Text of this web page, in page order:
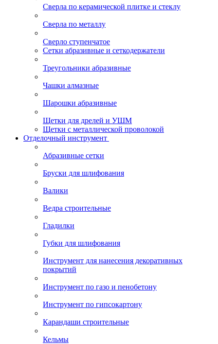
Сверла по керамической плитке и стеклу
Сверла по металлу
Сверло ступенчатое
Сетки абразивные и сеткодержатели
Треугольники абразивные
Чашки алмазные
Шарошки абразивные
Щетки для дрелей и УШМ
Щетки с металлической проволокой
Отделочный инструмент
Абразивные сетки
Бруски для шлифования
Валики
Ведра строительные
Гладилки
Губки для шлифования
Инструмент для нанесения декоративных
покрытий
Инструмент по газо и пенобетону
Инструмент по гипсокартону
Карандаши строительные
Кельмы